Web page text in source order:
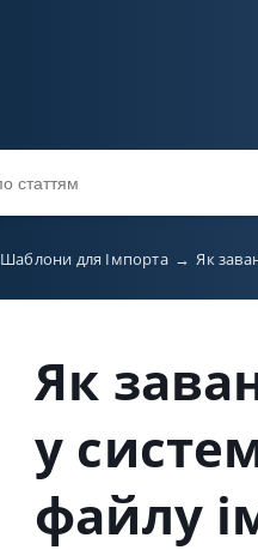
Шаблони для Імпорта → Як
Як
у
файлу